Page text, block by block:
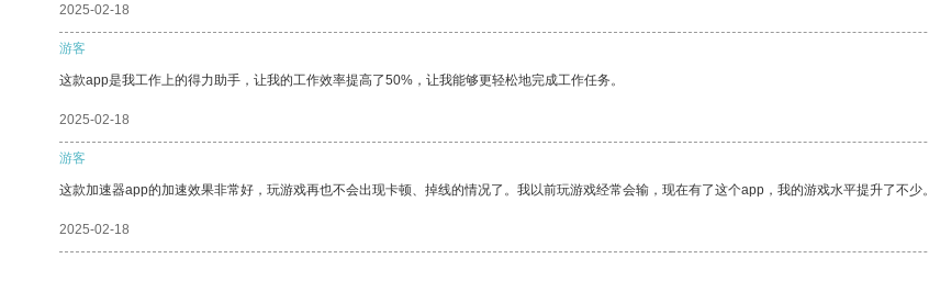
2025-02-18
游客
这款app是我工作上的得力助手，让我的工作效率提高了50%，让我能够更轻松地完成工作任务。
2025-02-18
游客
这款加速器app的加速效果非常好，玩游戏再也不会出现卡顿、掉线的情况了。我以前玩游戏经常会输，现在有了这个app，我的游戏水平提升了不少。
2025-02-18